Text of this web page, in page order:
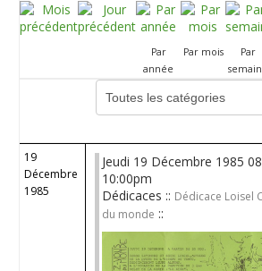
Par
année
Par mois
Par
Choisissez une catégorie pour filtrer la liste
19
Décembre
1985
Jeudi 19 Décembre 1985
10:00pm
Dédicaces :: Dédicace Loisel
du monde ::